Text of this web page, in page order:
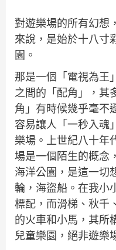
對遊樂場的所有幻想
來說，是始於十八寸
園。
那是一個「電視為王
之間的「配角」，其
角」有時候幾乎毫不
容易讓人「一秒入魂
樂場。上世紀八十年
場是一個陌生的概念
海洋公園，是這一切
輪，海盜船。在我小
標配，而滑梯、秋千
的火車和小馬，其所
兒童樂園，絕非遊樂